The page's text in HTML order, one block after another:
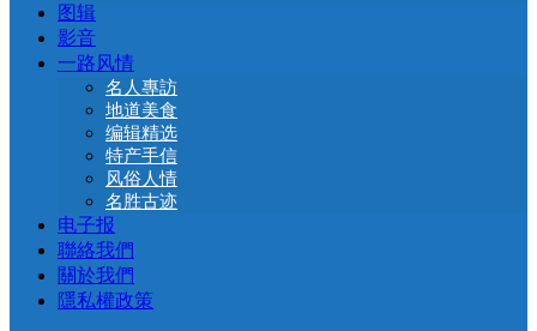
图辑
影音
一路风情
名人專訪
地道美食
编辑精选
特产手信
风俗人情
名胜古迹
电子报
聯絡我們
關於我們
隱私權政策